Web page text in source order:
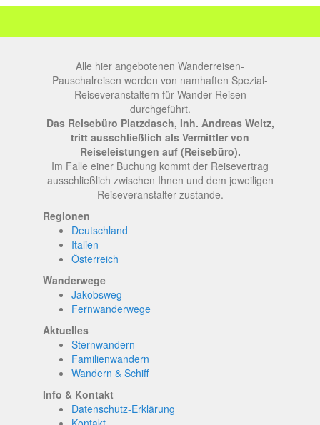
Alle hier angebotenen Wanderreisen-
Pauschalreisen werden von namhaften Spezial-
Reiseveranstaltern für Wander-Reisen
durchgeführt.
Das Reisebüro Platzdasch, Inh. Andreas Weitz,
tritt ausschließlich als Vermittler von
Reiseleistungen auf (Reisebüro).
Im Falle einer Buchung kommt der Reisevertrag
ausschließlich zwischen Ihnen und dem jeweiligen
Reiseveranstalter zustande.
Regionen
Deutschland
Italien
Österreich
Wanderwege
Jakobsweg
Fernwanderwege
Aktuelles
Sternwandern
Familienwandern
Wandern & Schiff
Info & Kontakt
Datenschutz-Erklärung